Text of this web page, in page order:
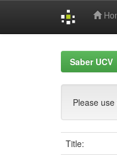
Saber UCV
Please
Title: